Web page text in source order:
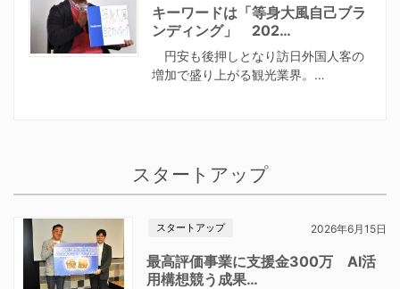
キーワードは「等身大風自己ブラ
ンディング」 202…
円安も後押しとなり訪日外国人客の
増加で盛り上がる観光業界。…
スタートアップ
スタートアップ 2026年6月15日
最高評価事業に支援金300万 AI活
用構想競う成果…